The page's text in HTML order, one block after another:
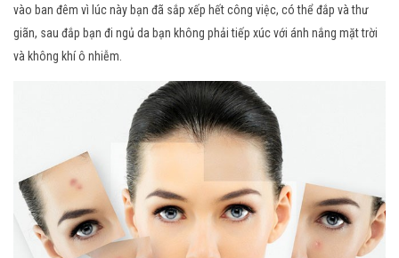
vào ban đêm vì lúc này bạn đã sắp xếp hết công việc, có thể đắp và thư
giãn, sau đắp bạn đi ngủ da bạn không phải tiếp xúc với ánh nắng mặt trời
và không khí ô nhiễm.